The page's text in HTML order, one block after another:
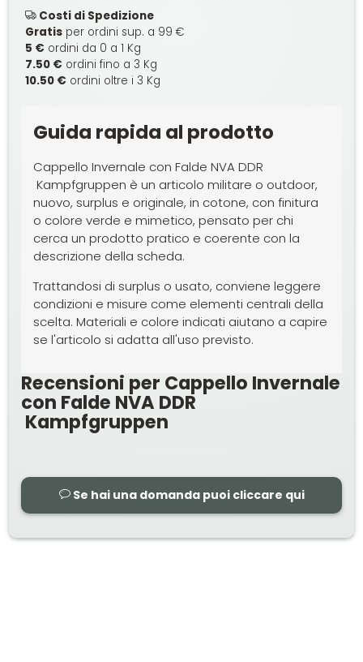
Costi di Spedizione
Gratis per ordini sup. a 99 €
5 € ordini da 0 a 1 Kg
7.50 € ordini fino a 3 Kg
10.50 € ordini oltre i 3 Kg
Guida rapida al prodotto
Cappello Invernale con Falde NVA DDR
Kampfgruppen è un articolo militare o outdoor,
nuovo, surplus e originale, in cotone, con finitura
o colore verde e mimetico, pensato per chi
cerca un prodotto pratico e coerente con la
descrizione della scheda.
Trattandosi di surplus o usato, conviene leggere
condizioni e misure come elementi centrali della
scelta. Materiali e colore indicati aiutano a capire
se l'articolo si adatta all'uso previsto.
Recensioni per Cappello Invernale
con Falde NVA DDR
Kampfgruppen
Se hai una domanda puoi cliccare qui